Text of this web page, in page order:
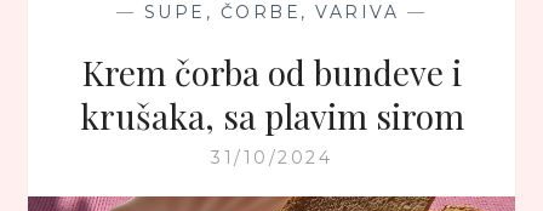
DI
— SUPE, ČORBE, VARIVA —
Krem čorba od bundeve i
krušaka, sa plavim sirom
31/10/2024